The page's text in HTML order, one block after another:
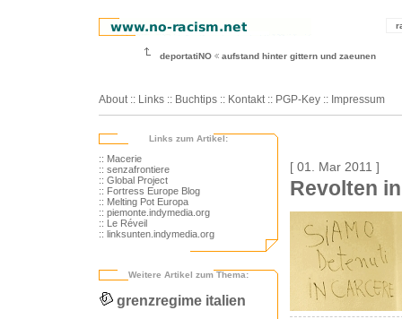
deportatiNO aufstand hinter gittern und zaeunen
About :: Links :: Buchtips :: Kontakt :: PGP-Key :: Impressum
Links zum Artikel:
:: Macerie
:: senzafrontiere
:: Global Project
:: Fortress Europe Blog
:: Melting Pot Europa
:: piemonte.indymedia.org
:: Le Réveil
:: linksunten.indymedia.org
Weitere Artikel zum Thema:
grenzregime italien
[ 01. Mar 2011 ]
Revolten